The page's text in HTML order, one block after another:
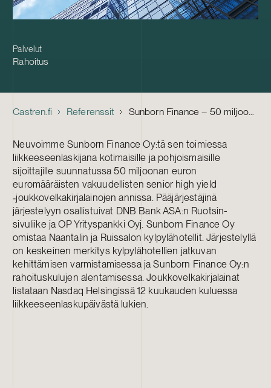
Palvelut
Rahoitus
Castren.fi Referenssit Sunborn Finance – 50 miljoonan euron joukkovelkakirjalaina-anti
Neuvoimme Sunborn Finance Oy:tä sen toimiessa
liikkeeseenlaskijana kotimaisille ja pohjoismaisille
sijoittajille suunnatussa 50 miljoonan euron
euromääräisten vakuudellisten senior high yield
‑joukkovelkakirjalainojen annissa. Pääjärjestäjinä
järjestelyyn osallistuivat DNB Bank ASA:n Ruotsin-
sivuliike ja OP Yrityspankki Oyj. Sunborn Finance Oy
omistaa Naantalin ja Ruissalon kylpylähotellit. Järjestelyllä
on keskeinen merkitys kylpylähotellien jatkuvan
kehittämisen varmistamisessa ja Sunborn Finance Oy:n
rahoituskulujen alentamisessa. Joukkovelkakirjalainat
listataan Nasdaq Helsingissä 12 kuukauden kuluessa
liikkeeseenlaskupäivästä lukien.